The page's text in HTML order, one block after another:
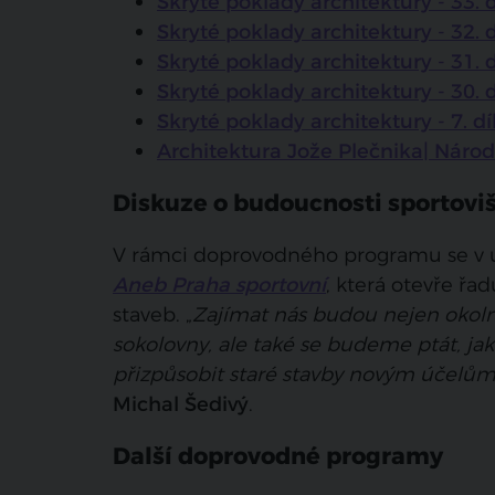
Skryté poklady architektury - 32.
Skryté poklady architektury -
Skryté poklady architektury - 7.
Architektura Jože Plečnika|
Diskuze o budoucnosti
V rámci doprovodného programu se v
, která otevře
staveb. „Zajímat nás budou nejen
sokolovny, ale také se budeme ptát,
přizpůsobit staré stavby novým
Michal Šedivý.
Další doprovodné programy